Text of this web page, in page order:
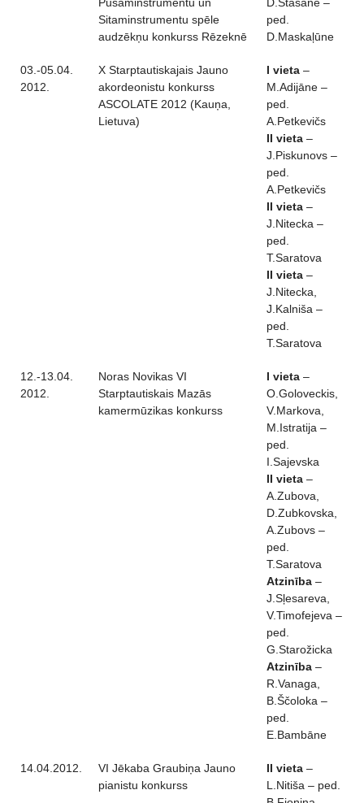
Sitaminstrumentu spēle
audzēkņu konkurss Rēzeknē
ped.
D.Maskaļūne
03.-05.04.
2012.
X Starptautiskajais Jauno
akordeonistu konkurss
ASCOLATE 2012 (Kauņa,
Lietuva)
I vieta –
M.Adijāne –
ped.
A.Petkevičs
II vieta –
J.Piskunovs –
ped.
A.Petkevičs
II vieta –
J.Nitecka –
ped.
T.Saratova
II vieta –
J.Nitecka,
J.Kalniša –
ped.
T.Saratova
12.-13.04.
2012.
Noras Novikas VI
Starptautiskais Mazās
kamermūzikas konkurss
I vieta –
O.Goloveckis,
V.Markova,
M.Istratija –
ped.
I.Sajevska
II vieta –
A.Zubova,
D.Zubkovska,
A.Zubovs –
ped.
T.Saratova
Atzinība –
J.Sļesareva,
V.Timofejeva –
ped.
G.Starožicka
Atzinība –
R.Vanaga,
B.Ščoloka –
ped.
E.Bambāne
14.04.2012.
VI Jēkaba Graubiņa Jauno
pianistu konkurss
II vieta –
L.Nitiša – ped.